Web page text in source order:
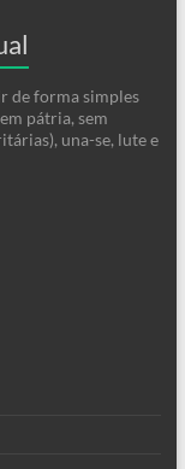
de forma simples
pátria, sem
una-se, lute e